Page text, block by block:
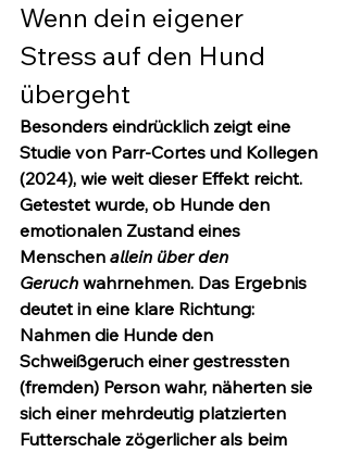
Wenn dein eigener
Stress auf den Hund
übergeht
Besonders eindrücklich zeigt eine
Studie von Parr-Cortes und Kollegen
(2024), wie weit dieser Effekt reicht.
Getestet wurde, ob Hunde den
emotionalen Zustand eines
Menschen allein über den
Geruch wahrnehmen. Das Ergebnis
deutet in eine klare Richtung:
Nahmen die Hunde den
Schweißgeruch einer gestressten
(fremden) Person wahr, näherten sie
sich einer mehrdeutig platzierten
Futterschale zögerlicher als beim